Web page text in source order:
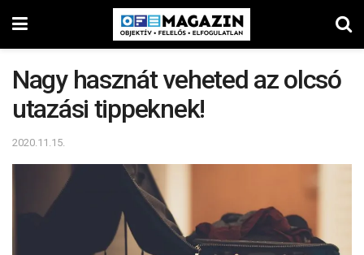
Nagy hasznát veheted az olcsó
utazási tippeknek!
2020.11.15.